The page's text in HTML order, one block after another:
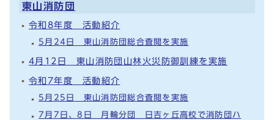
東山消防団
令和8年度 活動紹介
5月24日 東山消防団総合査閲を実施
4月12日 東山消防団山林火災防御訓練を実施
令和7年度 活動紹介
5月25日 東山消防団総合査閲を実施
7月7日、8日 月輪分団 日吉ヶ丘高校で消防団ハ